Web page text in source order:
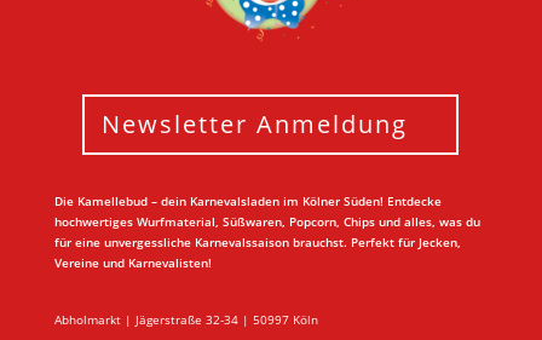
Newsletter Anmeldung
Die Kamellebud – dein Karnevalsladen im Kölner Süden! Entdecke
hochwertiges Wurfmaterial, Süßwaren, Popcorn, Chips und alles, was du
für eine unvergessliche Karnevalssaison brauchst. Perfekt für Jecken,
Vereine und Karnevalisten!
Abholmarkt | Jägerstraße 32-34 | 50997 Köln